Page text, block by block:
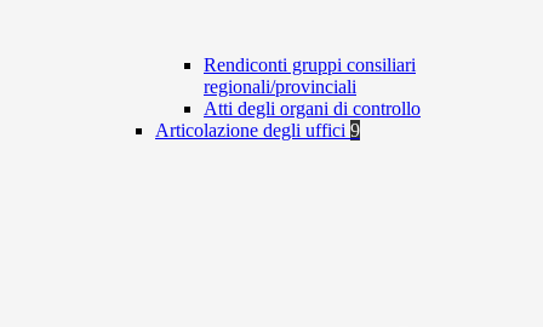
Rendiconti gruppi consiliari
regionali/provinciali
Atti degli organi di controllo
Articolazione degli uffici 9